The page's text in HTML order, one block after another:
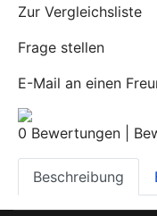
Zur Vergleichsliste
Frage stellen
E-Mail an einen
0 Bewertungen
Beschreibung